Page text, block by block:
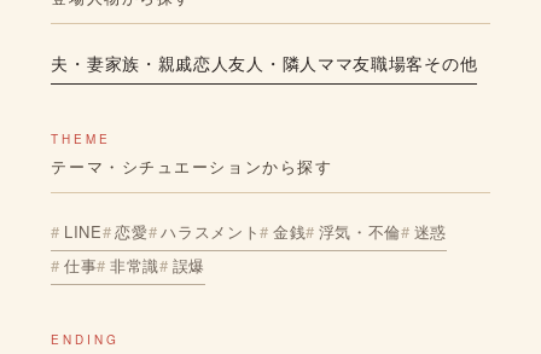
夫・妻家族・親戚恋人友人・隣人 ママ友職場客その他
THEME
テーマ・シチュエーションから探す
LINE 恋愛 ハラスメント 金銭 浮気・不倫 迷惑
仕事 非常識 誤爆
ENDING